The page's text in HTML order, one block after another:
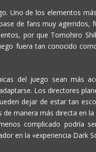
Uno de los elementos
de fans muy agerridos,
por que Tomohiro
fuera tan conocido
del juego sean más
Los directores
dejar de estar tan
manera más directa en
complicado podría
en la «experiencia Dark